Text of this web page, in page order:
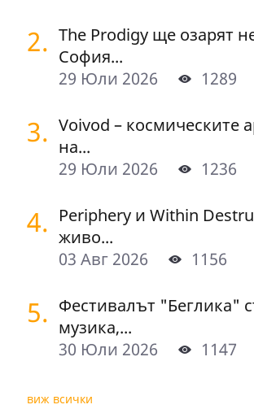
2. The Prodigy ще озарят
София...
29 Юли 2026
1289
3. Voivod – космическите
на...
29 Юли 2026
1236
4. Periphery и Within
живо...
03 Авг 2026
1156
5. Фестивалът "Беглика"
музика,...
30 Юли 2026
1147
виж всички